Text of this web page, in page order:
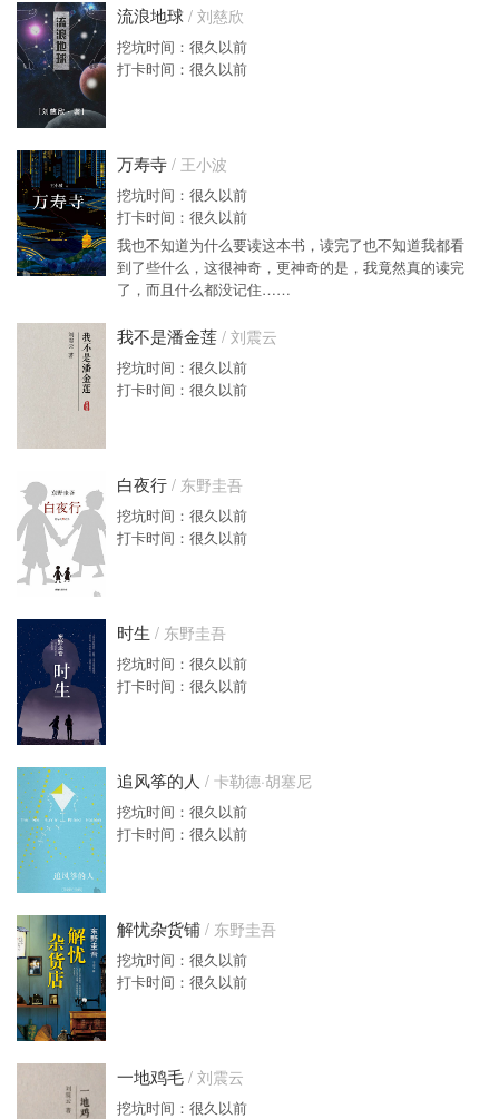
流浪地球 / 刘慈欣
挖坑时间：很久以前
打卡时间：很久以前
万寿寺 / 王小波
挖坑时间：很久以前
打卡时间：很久以前
我也不知道为什么要读这本书，读完了也不知道我都看
到了些什么，这很神奇，更神奇的是，我竟然真的读完
了，而且什么都没记住……
我不是潘金莲 / 刘震云
挖坑时间：很久以前
打卡时间：很久以前
白夜行 / 东野圭吾
挖坑时间：很久以前
打卡时间：很久以前
时生 / 东野圭吾
挖坑时间：很久以前
打卡时间：很久以前
追风筝的人 / 卡勒德·胡塞尼
挖坑时间：很久以前
打卡时间：很久以前
解忧杂货铺 / 东野圭吾
挖坑时间：很久以前
打卡时间：很久以前
一地鸡毛 / 刘震云
挖坑时间：很久以前